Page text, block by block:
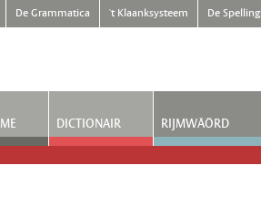
De Grammatica 't Klaanksysteem De Spelling
DICTIONAIR RIJMWÄÖRD